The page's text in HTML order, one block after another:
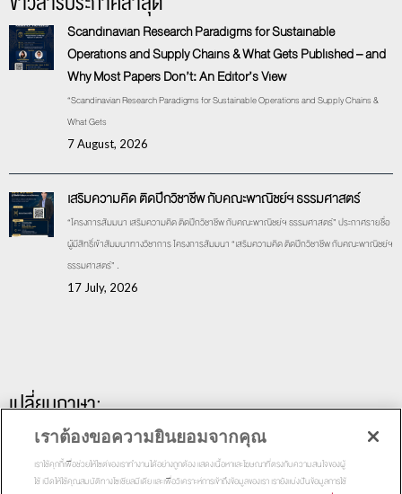
Scandinavian Research Paradigms for Sustainable
Operations and Supply Chains & What Gets Published – and
Why Most Papers Don’t: An Editor’s View
“Scandinavian Research Paradigms for Sustainable Operations and Supply Chains &
What Gets
7 August, 2026
เสริมความคิด ติดปีกวิชาชีพ กับคณะพาณิชย์ฯ ธรรมศาสตร์
“โครงการสัมมนา เสริมความคิด ติดปีกวิชาชีพ กับคณะพาณิชย์ฯ ธรรมศาสตร์” ประกาศรายชื่อ
ผู้มีสิทธิ์เข้าสัมมนาทางวิชาการ โครงการสัมมนา “เสริมความคิด ติดปีกวิชาชีพ กับคณะพาณิชย์ฯ
ธรรมศาสตร์” .
17 July, 2026
เปลี่ยนภาษา:
เราต้องขอความยินยอมจากคุณ
เราใช้คุกกี้เพื่อช่วยให้ไซต์ของเราทำงานได้อย่างถูกต้อง แสดงเนื้อหาและโฆษณาที่ตรงกับความสนใจของผู้
ใช้ เปิดให้ใช้คุณสมบัติทางโซเชียลมีเดีย และเพื่อวิเคราะห์การเข้าถึงข้อมูลของเรา เรายังแบ่งปันข้อมูลการใช้